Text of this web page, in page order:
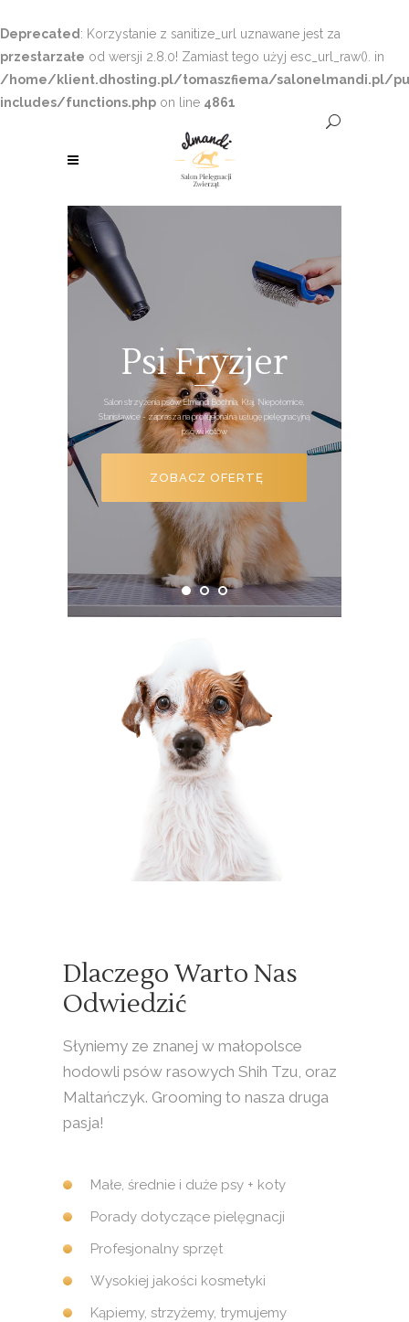
Deprecated : Korzystanie z sanitize_url uznawane jest za
przestarzałe od wersji 2.8.0! Zamiast tego użyj esc_url_raw(). in
/home/klient.dhosting.pl/tomaszfiema/salonelmandi.pl/
includes/functions.php on line 4861
Psi Fryzjer
Salon strzyżenia psów Elmandi Bochnia, Kłaj, Niepołomice,
Stanisławice - zaprasza na profesjonalną usługę pielęgnacyjną
psów i kotów
ZOBACZ OFERTĘ
Dlaczego Warto Nas
Odwiedzić
Słyniemy ze znanej w małopolsce
hodowli psów rasowych Shih Tzu, oraz
Maltańczyk. Grooming to nasza druga
pasja!
Małe, średnie i duże psy + koty
Porady dotyczące pielęgnacji
Profesjonalny sprzęt
Wysokiej jakości kosmetyki
Kąpiemy, strzyżemy, trymujemy